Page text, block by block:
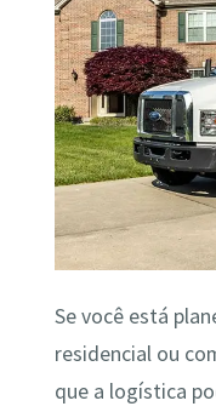
Se você está
residencial ou
que a logística